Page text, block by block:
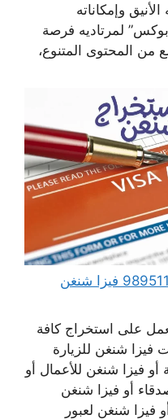
وإمكاناته
لمرتاديه فرصة
من المحتوى المتنوع،
مكتب استخراج فيزا شنغن 98951133 فيزا شنغن
على استخراج كافة
فيزا شنغن للزيارة
أو فيزا شنغن للأعمال أو
أو فيزا شنغن
فيزا شنغن لعبور